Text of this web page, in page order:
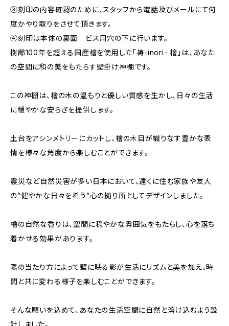
③刻印の内容確認のために、スタッフから電話及びメールにて何
度かやり取りをさせて頂きます。
④刻印は本体の裏面 ビス用穴の下に行います。
樹齢100年を超える国産檜を使用した「祷-inori- 檜」は、あなた
の空間に和の美をもたらす壁掛け神棚です。
この神棚は、檜の木の温もりと優しい質感を生かし、日々の生活
に穏やかな安らぎを提供します。
土台をアシンメトリーにカットし、檜の木目が織りなす豊かな表
情を様々な角度から楽しむことができます。
震災など自然災害が多い日本において、遠くに住む家族や友人
の”健やかな日々を希う”心の拠り所としてデザインしました。
檜の自然な香りは、空間に穏やかな雰囲気をもたらし、心を落ち
着かせる効果があります。
陽の当たり方によって壁に映る影が生活にリズムと美を加え、時
間と共に変わる様子を楽しむことができます。
そんな願いを込めて、あなたの生活空間に自然と溶け込むよう設
計しました。